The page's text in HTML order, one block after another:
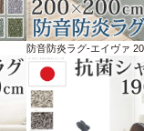
防音防炎ラグ-エイヴァ